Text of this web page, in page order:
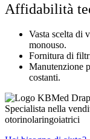
Affidabilità
Vasta scelta di
monouso.
Fornitura di
Manutenzione
costanti.
Specialista nella
otorinolaringoiatrici